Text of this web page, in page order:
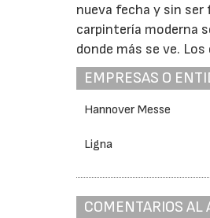
nueva fecha y sin
carpintería moderna
donde más se ve.
EMPRESAS O
Hannover Messe
Ligna
COMENTARIOS